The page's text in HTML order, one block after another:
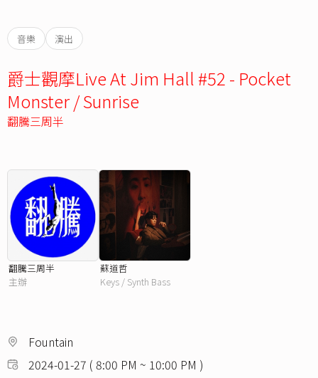
音樂 演出
爵士觀摩Live At Jim Hall #52 - Pocket
Monster / Sunrise
翻騰三周半
翻騰三周半
主辦
蘇道哲
Keys / Synth Bass
Fountain
2024-01-27 ( 8:00 PM ~ 10:00 PM )